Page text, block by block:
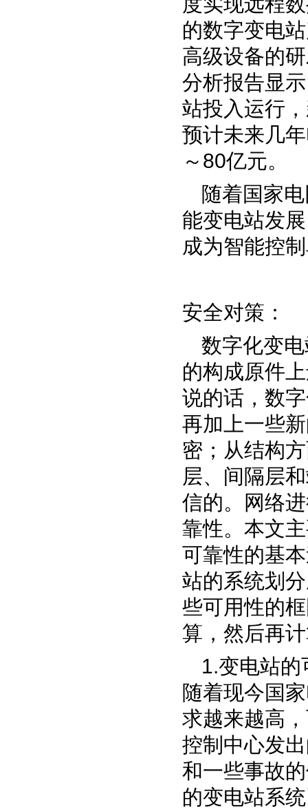
的数字变电
高级设备的
分析报告显
站投入运行
预计未来几
～ 80亿元。
随着国家
能变电站发
成为智能控
安全对策：
数字化变
的构成原件
说的话，数
再加上一些
密；从结构
层、间隔层
信的。网络
靠性。本文
可靠性的基
站的系统划
些可用性的
算，然后再
1.变电站的
随着现今国
求越来越高
控制中心发
和一些事故
的变电站系